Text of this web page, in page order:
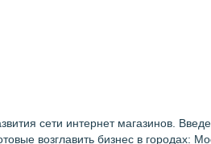
сети интернет магазинов.
возглавить бизнес в городах: